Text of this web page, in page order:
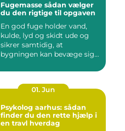
Fugemasse sådan vælger
du den rigtige til opgaven
En god fuge holder vand,
kulde, lyd og skidt ude og
sikrer samtidig, at
bygningen kan bevæge sig
01. Jun
Psykolog aarhus: sådan
finder du den rette hjælp i
en travl hverdag